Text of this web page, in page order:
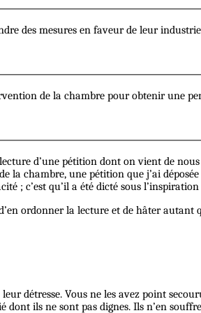
des mesures en faveur de leur
de la chambre pour obtenir une
d’une pétition dont on vient de
chambre, une pétition que j’ai
; c’est qu’il a été dicté sous
ordonner la lecture et de hâter autant
détresse. Vous ne les avez point
ils ne sont pas dignes. Ils n’en